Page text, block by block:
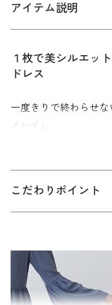
アイテム説明
１枚で美シルエッ
ドレス
一度きりで終わらせな
メレイ」
ールインワンドレス
を叶えつつ、ギャザ
対応できる、日常に
ー次第で、オン・オ
万能なブラック、上
こだわりポイント